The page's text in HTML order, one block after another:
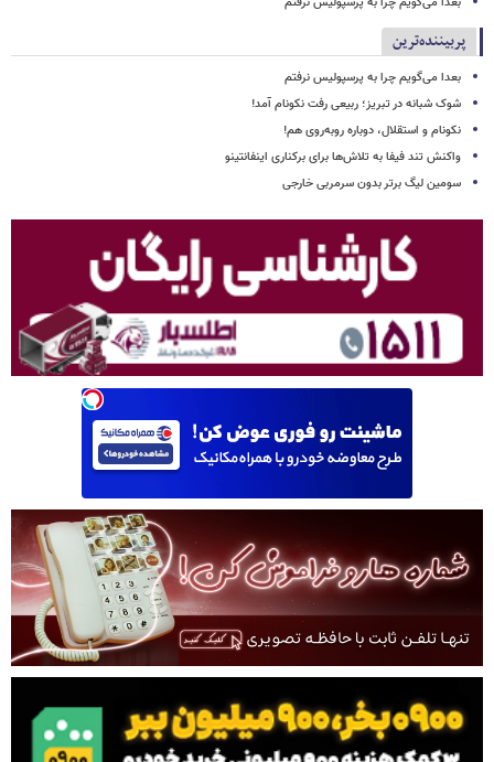
پربیننده‌ترین
بعدا می‌گویم چرا به پرسپولیس نرفتم
شوک شبانه در تبریز؛ ربیعی رفت نکونام آمد!
نکونام و استقلال، دوباره روبه‌روی هم!
واکنش تند فیفا به تلاش‌ها برای برکناری اینفانتینو
سومین لیگ برتر بدون سرمربی خارجی